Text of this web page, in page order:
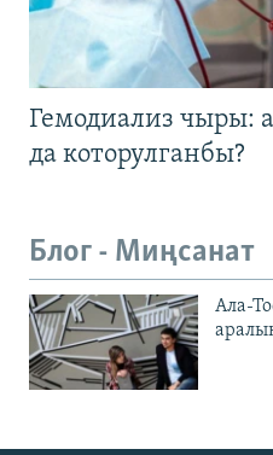
Гемодиализ чыры:
да которулганбы?
Блог - Миңсанат
Ала-